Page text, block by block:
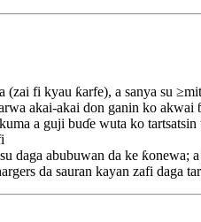
fi kyau ƙarfe), a sanya su
akai-akai don ganin ko
a guji buɗe wuta ko
daga abubuwan da ke
da sauran kayan zafi daga